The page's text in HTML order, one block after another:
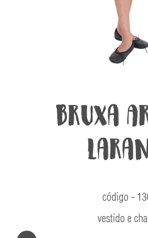
Bruxa
código -
vestido e